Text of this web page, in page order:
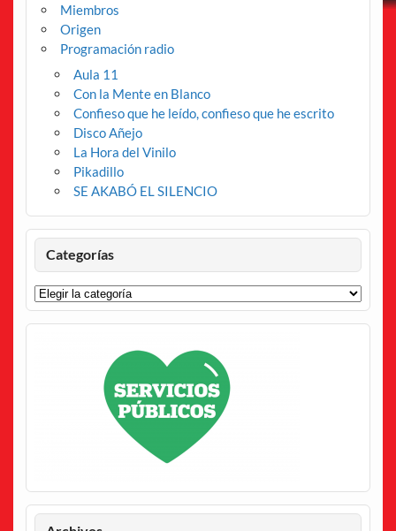
Miembros
Origen
Programación radio
Aula 11
Con la Mente en Blanco
Confieso que he leído, confieso que he escrito
Disco Añejo
La Hora del Vinilo
Pikadillo
SE AKABÓ EL SILENCIO
Categorías
Categorías